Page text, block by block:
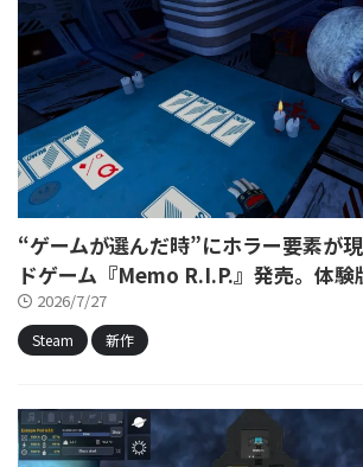
“ゲームが選んだ時”にホラー要素が
ドゲーム『Memo R.I.P.』発売。体験
2026/7/27
Steam 新作